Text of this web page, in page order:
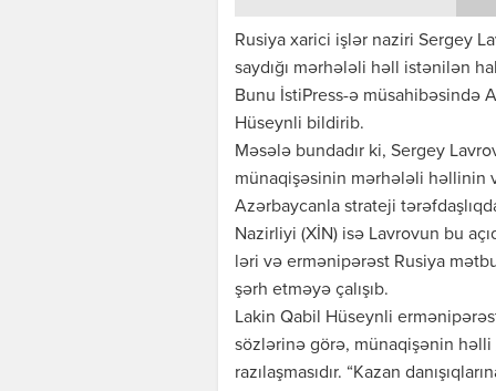
Rusiya xarici işlər naziri Sergey
saydığı mərhələli həll istənilən
Bunu İstiPress-ə müsahibəsində
Hüseynli bildirib.
Məsələ bundadır ki, Sergey
münaqişəsinin mərhələli həllinin
Azərbaycanla strateji
Nazirliyi (XİN) isə Lavrovun bu
ləri və ermənipərəst Rusiya
şərh etməyə çalışıb.
Lakin Qabil Hüseynli
sözlərinə görə, münaqişənin
razılaşmasıdır. “Kazan